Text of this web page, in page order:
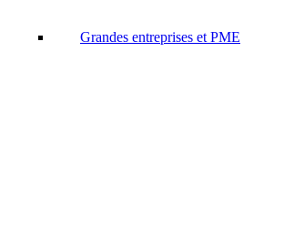
Grandes entreprises et PME